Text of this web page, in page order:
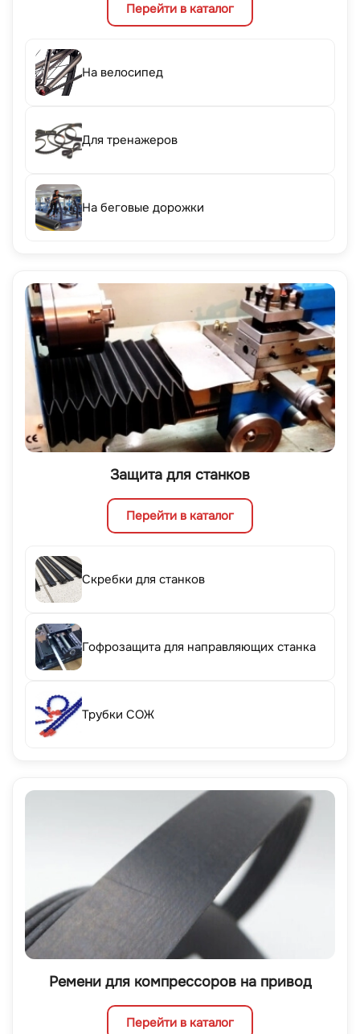
Перейти в каталог
На велосипед
Для тренажеров
На беговые дорожки
Защита для станков
Перейти в каталог
Скребки для станков
Гофрозащита для направляющих станка
Трубки СОЖ
Ремени для компрессоров на привод
Перейти в каталог